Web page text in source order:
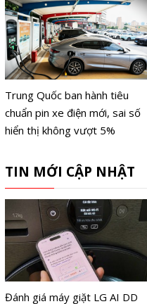
Trung Quốc ban hành tiêu
chuẩn pin xe điện mới, sai số
hiển thị không vượt 5%
TIN MỚI CẬP NHẬT
Đánh giá máy giặt LG AI DD